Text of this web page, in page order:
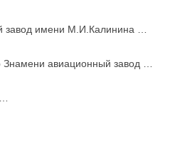
завод имени М.И.Калинина …
Знамени авиационный завод …